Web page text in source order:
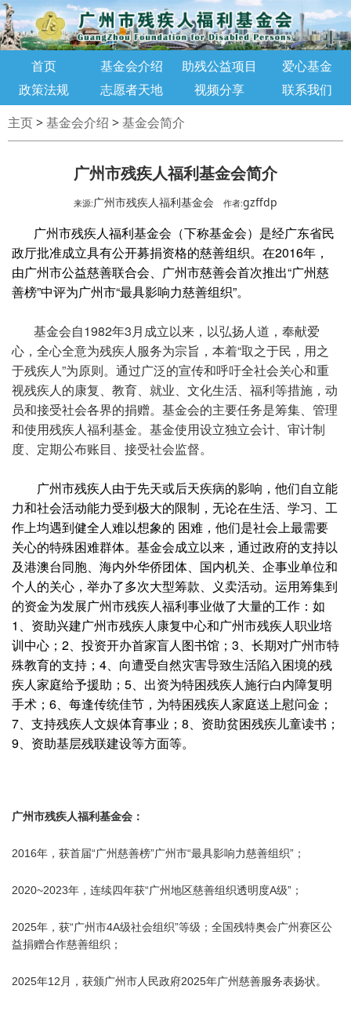
首页 基金会介绍 助残公益项目
爱心基金
政策法规
志愿者天地 视频分享
联系我们
主页>基金会介绍 >基金会简介
广州市残疾人福利基金会简介
来源:广州市残疾人福利基金会 作者:gzffdp
广州市残疾人福利基金会（下称基金会）是经广东省民
政厅批准成立具有公开募捐资格的慈善组织。在2016年，
由广州市公益慈善联合会、广州市慈善会首次推出“广州慈
善榜”中评为广州市“最具影响力慈善组织”。
基金会自1982年3月成立以来，以弘扬人道，奉献爱
心，全心全意为残疾人服务为宗旨，本着“取之于民，用之
于残疾人”为原则。通过广泛的宣传和呼吁全社会关心和重
视残疾人的康复、教育、就业、文化生活、福利等措施，动
员和接受社会各界的捐赠。 基金会的主要任务是筹集、管理
和使用残疾人福利基金。 基金使用设立独立会计、审计制
度、定期公布账目、接受社会监督。
广州市残疾人由于先天或后天疾病的影响，他们自立能
力和社会活动能力受到极大的限制，无论在生活、学习、工
作上均遇到健全人难以想象的 困难，他们是社会上最需要
关心的特殊困难群体。基金会成立以来，通过政府的支持以
及港澳台同胞、海内外华侨团体、国内机关、企事业单位和
个人的关心，举办了多次大型筹款、义卖活动。运用筹集到
的资金为发展广州市残疾人福利事业做了大量的工作：如
1、资助兴建广州市残疾人康复中心和广州市残疾人职业培
训中心；2、投资开办首家盲人图书馆；3、长期对广州市特
殊教育的支持；4、向遭受自然灾害导致生活陷入困境的残
疾人家庭给予援助；5、出资为特困残疾人施行白内障复明
手术；6、每逢传统佳节，为特困残疾人家庭送上慰问金；
7、支持残疾人文娱体育事业；8、资助贫困残疾儿童读书；
9、资助基层残联建设等方面等。
广州市残疾人福利基金会：
2016年，获首届“广州慈善榜”广州市“最具影响力慈善组织”；
2020~2023年，连续四年获“广州地区慈善组织透明度A级”；
2025年，获“广州市4A级社会组织”等级；全国残特奥会广州赛区公
益捐赠合作慈善组织；
2025年12月，获颁广州市人民政府2025年广州慈善服务表扬状。